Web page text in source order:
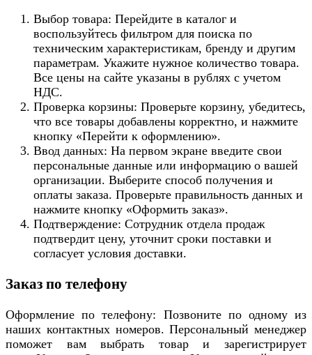
Выбор товара: Перейдите в каталог и
воспользуйтесь фильтром для поиска по
техническим характеристикам, бренду и другим
параметрам. Укажите нужное количество товара.
Все цены на сайте указаны в рублях с учетом
НДС.
Проверка корзины: Проверьте корзину, убедитесь,
что все товары добавлены корректно, и нажмите
кнопку «Перейти к оформлению».
Ввод данных: На первом экране введите свои
персональные данные или информацию о вашей
организации. Выберите способ получения и
оплаты заказа. Проверьте правильность данных и
нажмите кнопку «Оформить заказ».
Подтверждение: Сотрудник отдела продаж
подтвердит цену, уточнит сроки поставки и
согласует условия доставки.
Заказ по телефону
Оформление по телефону: Позвоните по одному из
наших контактных номеров. Персональный менеджер
поможет вам выбрать товар и зарегистрирует